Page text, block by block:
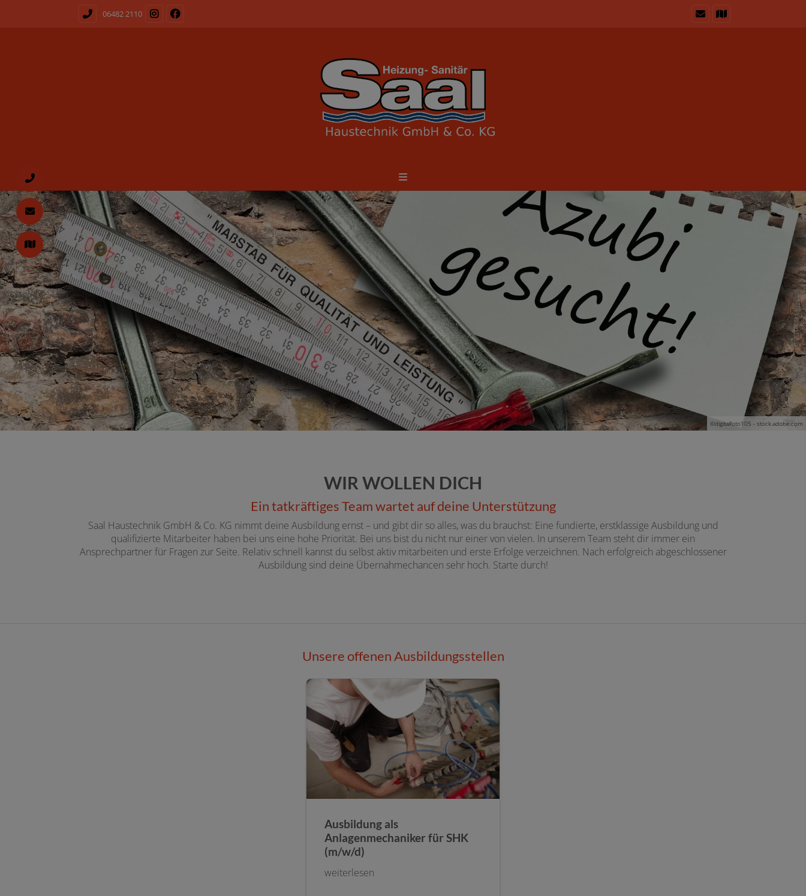
06482 2110
©digitalfoto105 - stock.adobe.com
WIR WOLLEN DICH
Ein tatkräftiges Team wartet auf deine Unterstützung
Saal Haustechnik GmbH & Co. KG nimmt deine Ausbildung ernst – und gibt dir so alles, was du brauchst: Eine fundierte, erstklassige Ausbildung und
qualifizierte Mitarbeiter haben bei uns eine hohe Priorität. Bei uns bist du nicht nur einer von vielen. In unserem Team steht dir immer ein
Ansprechpartner für Fragen zur Seite. Relativ schnell kannst du selbst aktiv mitarbeiten und erste Erfolge verzeichnen. Nach erfolgreich abgeschlossener
Ausbildung sind deine Übernahmechancen sehr hoch. Starte durch!
Unsere offenen Ausbildungsstellen
Ausbildung als
Anlagenmechaniker für SHK
(m/w/d)
weiterlesen